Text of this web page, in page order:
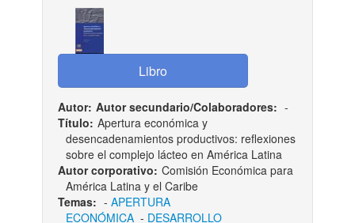
Autor: Autor secundario/Colaboradores: -
Título: Apertura económica y
desencadenamientos productivos: reflexiones
sobre el complejo lácteo en América Latina
Autor corporativo: Comisión Económica para
América Latina y el Caribe
Temas: - APERTURA
ECONÓMICA- DESARROLLO